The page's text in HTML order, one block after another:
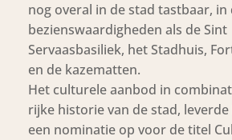
nog overal in de stad tastbaar, in
bezienswaardigheden als de Sint
Servaasbasiliek, het Stadhuis,
en de kazematten.
Het culturele aanbod in
rijke historie van de stad,
een nominatie op voor de titel